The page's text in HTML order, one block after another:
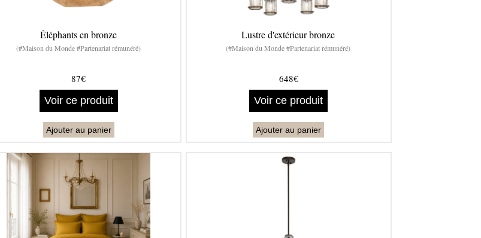
Éléphants en bronze
(#Maison du Monde #Partenariat rémunéré)
87€
Voir ce produit
Ajouter au panier
Lustre d'extérieur bronze
(#Maison du Monde #Partenariat rémunéré)
648€
Voir ce produit
Ajouter au panier